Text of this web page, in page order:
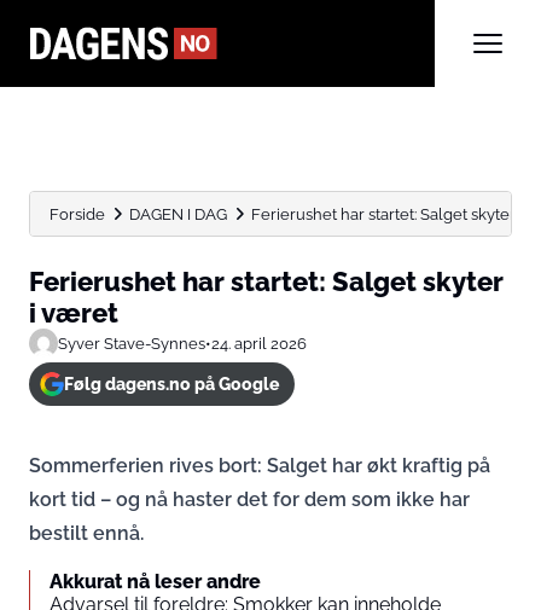
Forside DAGEN I DAG Ferierushet har startet: Salget skyter i
Ferierushet har startet: Salget skyter
i været
Syver Stave-Synnes•24. april 2026
Følg dagens.no på Google
Sommerferien rives bort: Salget har økt kraftig på
kort tid – og nå haster det for dem som ikke har
bestilt ennå.
Akkurat nå leser andre
Advarsel til foreldre: Smokker kan inneholde